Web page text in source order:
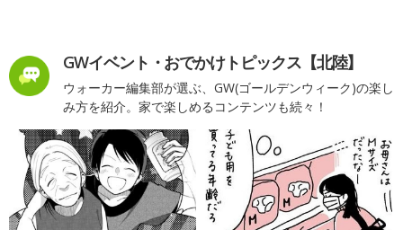
GWイベント・おでかけトピックス【北陸】
ウォーカー編集部が選ぶ、GW(ゴールデンウィーク)の楽し
み方を紹介。家で楽しめるコンテンツも続々！